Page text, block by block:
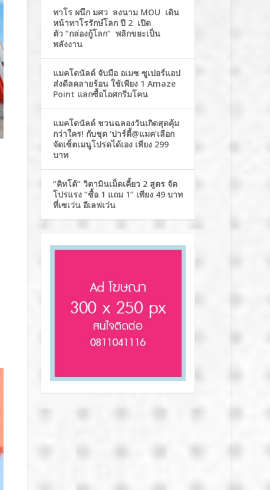
ทาโร ผนึก มศว ลงนาม MOU เดิน
หน้าทาโรรักษ์โลก ปี 2 เปิด
ตัว “กล่องกู้โลก” พลิกขยะเป็น
พลังงาน
แมคโดนัลด์ จับมือ อเมซ ซูเปอร์แอป
ส่งดีลคลายร้อน ใช้เพียง 1 Amaze
Point แลกซื้อไอศกรีมโคน
แมคโดนัลด์ ชวนฉลองวันเกิดสุดคุ้ม
กว่าใคร! กับชุด ‘ปาร์ตี้@แมค’เลือก
จัดเซ็ตเมนูโปรดได้เอง เพียง 299
บาท
“คิทโด้” วิตามินเม็ดเคี้ยว 2 สูตร จัด
โปรแรง “ซื้อ 1 แถม 1” เพียง 49 บาท
ที่เซเว่น อีเลฟเว่น